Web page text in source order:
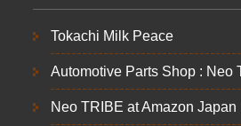
Tokachi Milk Peace
Automotive Parts Shop : Neo
Neo TRIBE at Amazon Japan